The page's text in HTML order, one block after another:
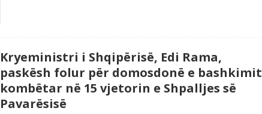
Kryeministri i Shqipërisë, Edi Rama,
paskësh folur për domosdonë e bashkimit
kombëtar në 15 vjetorin e Shpalljes së
Pavarësisë